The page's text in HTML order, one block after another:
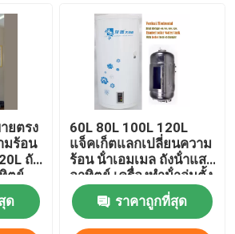
ยตรง
มร้อน
ถัง
ตย์
ด
60L 80L 100L 120L
แจ็คเก็ตแลกเปลี่ยนความ
ร้อน น้ําเอมเมล ถังน้ําแสง
อาทิตย์ เครื่องทําน้ําอุ่นตั้ง
ตั้ง
ราคาถูกที่สุด